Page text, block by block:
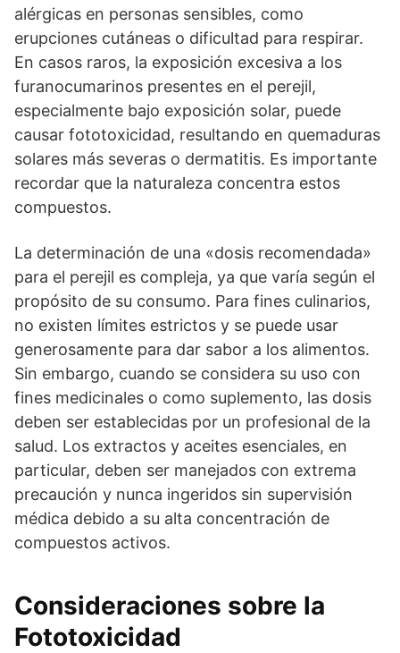
alérgicas en personas sensibles, como
erupciones cutáneas o dificultad para respirar.
En casos raros, la exposición excesiva a los
furanocumarinos presentes en el perejil,
especialmente bajo exposición solar, puede
causar fototoxicidad, resultando en quemaduras
solares más severas o dermatitis. Es importante
recordar que la naturaleza concentra estos
compuestos.
La determinación de una «dosis recomendada»
para el perejil es compleja, ya que varía según el
propósito de su consumo. Para fines culinarios,
no existen límites estrictos y se puede usar
generosamente para dar sabor a los alimentos.
Sin embargo, cuando se considera su uso con
fines medicinales o como suplemento, las dosis
deben ser establecidas por un profesional de la
salud. Los extractos y aceites esenciales, en
particular, deben ser manejados con extrema
precaución y nunca ingeridos sin supervisión
médica debido a su alta concentración de
compuestos activos.
Consideraciones sobre la
Fototoxicidad